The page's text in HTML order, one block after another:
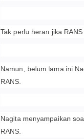
Tak perlu heran jika
Namun, belum lama ini
RANS.
Nagita menyampaikan
RANS.